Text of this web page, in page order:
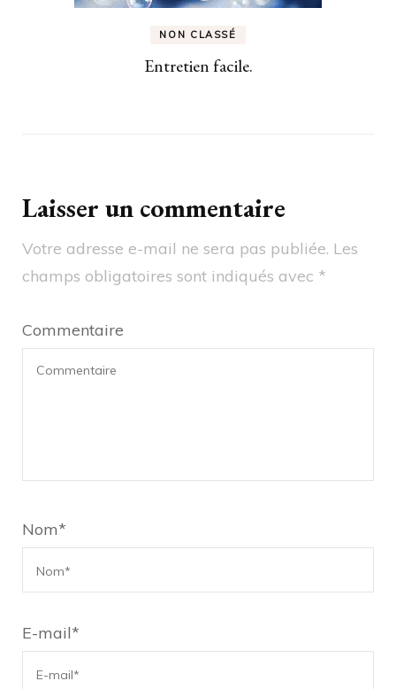
NON CLASSÉ
Entretien facile.
Laisser un commentaire
Votre adresse e-mail ne sera pas publiée. Les
champs obligatoires sont indiqués avec *
Commentaire
Nom*
E-mail*